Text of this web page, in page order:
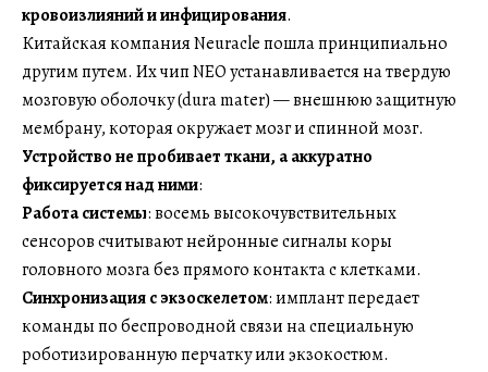
кровоизлияний и инфицирования.
Китайская компания Neuracle пошла принципиально
другим путем. Их чип NEO устанавливается на твердую
мозговую оболочку (dura mater) — внешнюю защитную
мембрану, которая окружает мозг и спинной мозг.
Устройство не пробивает ткани, а аккуратно
фиксируется над ними:
Работа системы: восемь высокочувствительных
сенсоров считывают нейронные сигналы коры
головного мозга без прямого контакта с клетками.
Синхронизация с экзоскелетом: имплант передает
команды по беспроводной связи на специальную
роботизированную перчатку или экзокостюм.